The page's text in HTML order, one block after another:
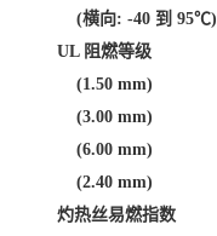
(横向: -40 到 95℃)
UL 阻燃等级
(1.50 mm)
(3.00 mm)
(6.00 mm)
(2.40 mm)
灼热丝易燃指数